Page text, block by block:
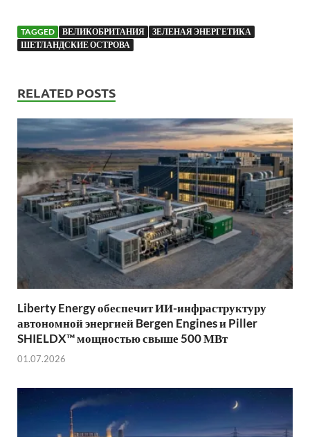
TAGGED ВЕЛИКОБРИТАНИЯ
ЗЕЛЕНАЯ ЭНЕРГЕТИКА
ШЕТЛАНДСКИЕ ОСТРОВА
RELATED POSTS
Liberty Energy обеспечит ИИ-инфраструктуру
автономной энергией Bergen Engines и Piller
SHIELDX™ мощностью свыше 500 МВт
01.07.2026